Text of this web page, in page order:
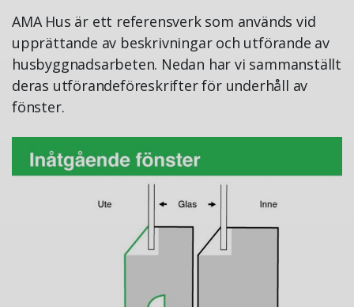
AMA Hus är ett referensverk som används vid
upprättande av beskrivningar och utförande av
husbyggnadsarbeten. Nedan har vi sammanställt
deras utförandeföreskrifter för underhåll av
fönster.